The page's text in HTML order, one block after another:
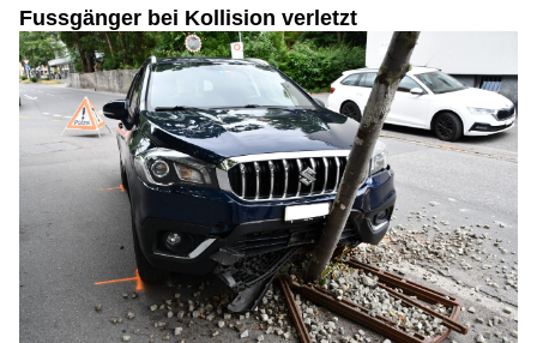
Fussgänger bei Kollision verletzt